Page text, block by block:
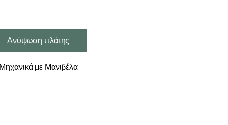
Ανύψωση πλάτης
Μηχανικά με Μανιβέλα